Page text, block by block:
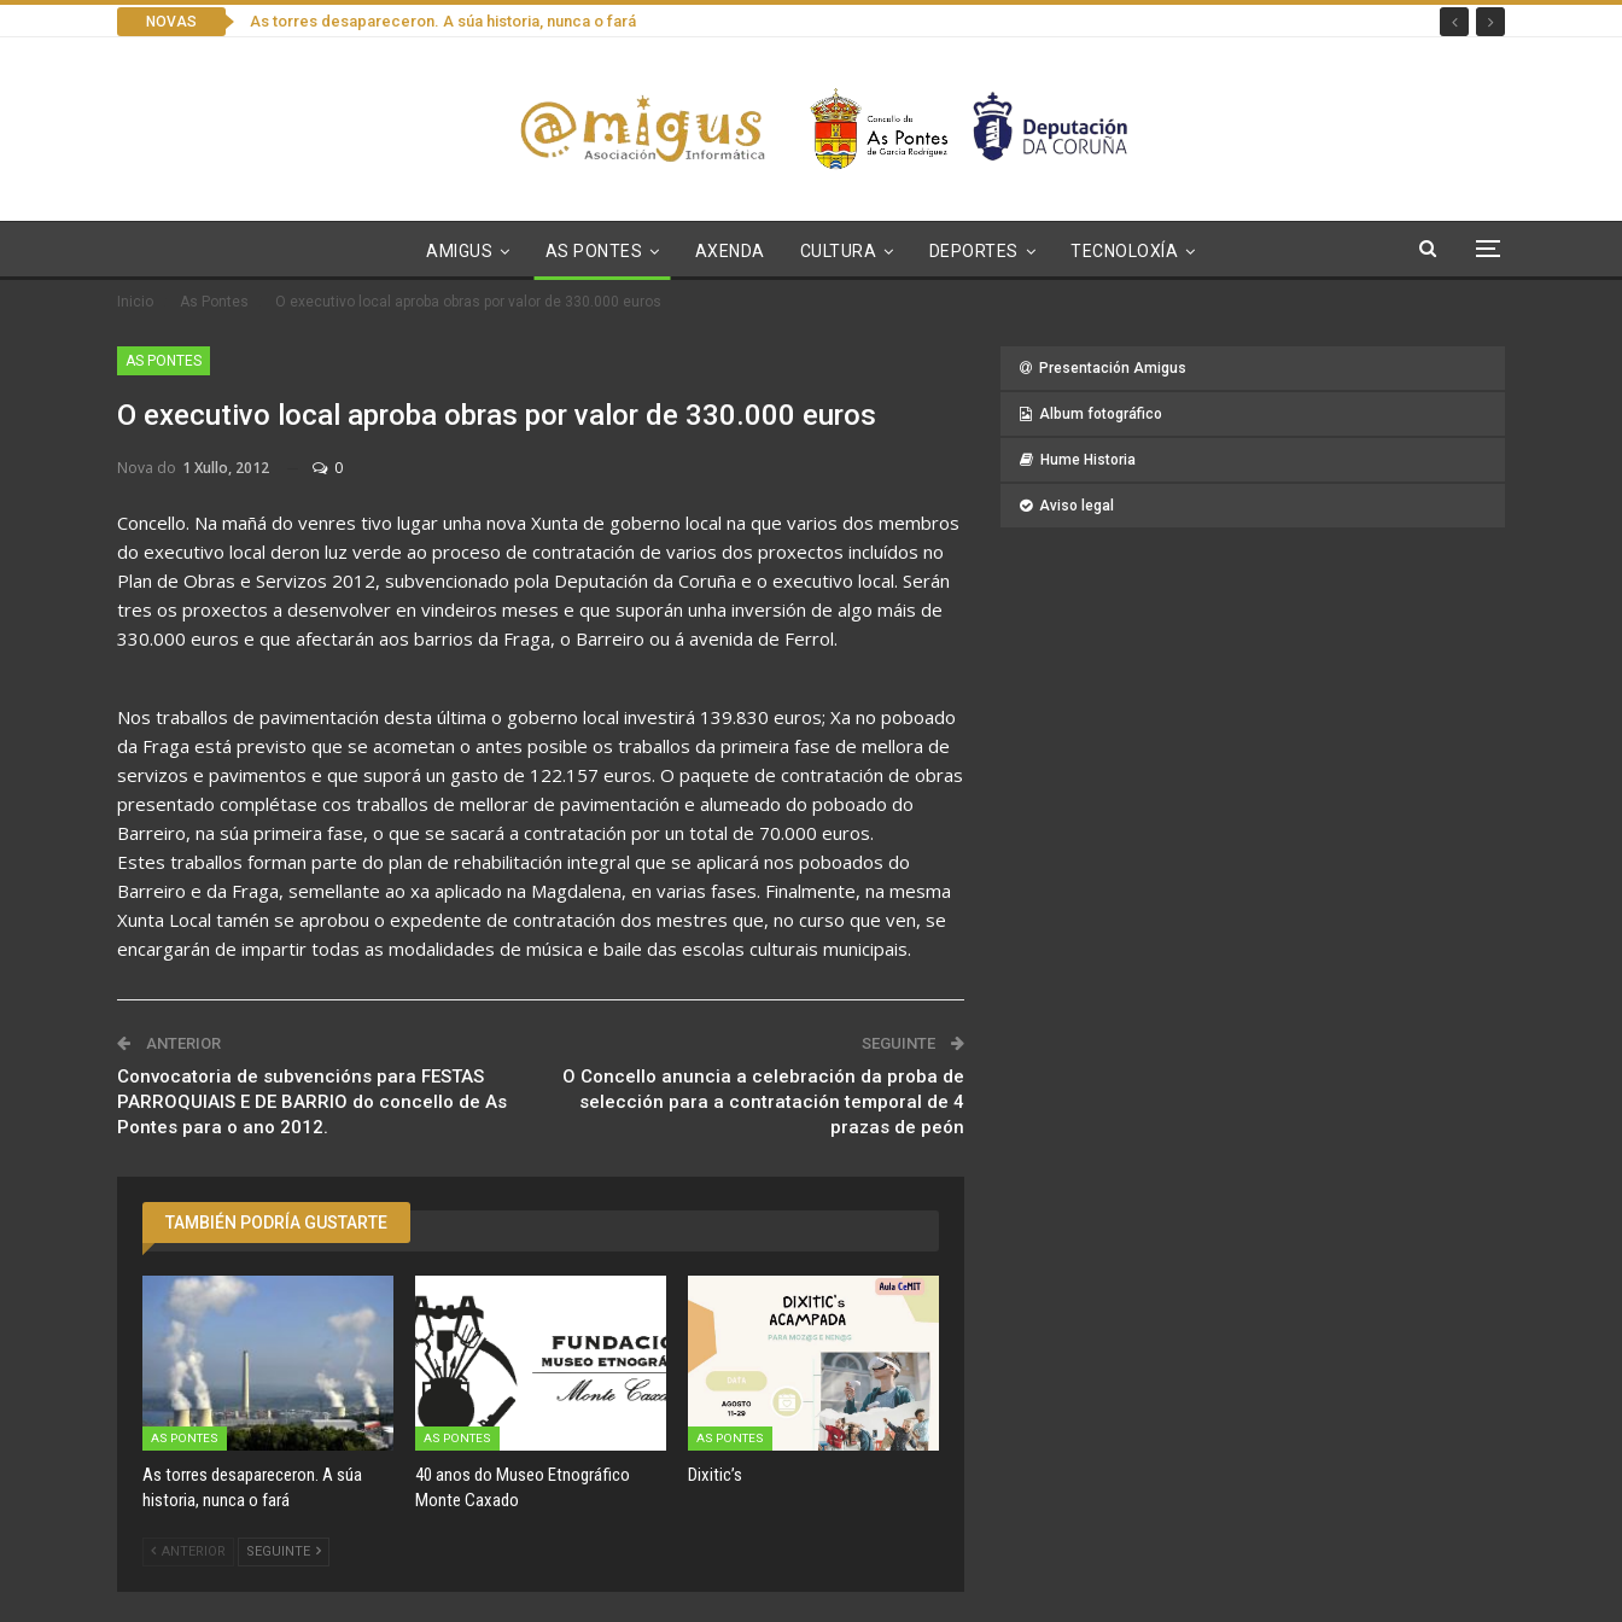
NOVAS As torres desapareceron. A súa historia, nunca o fará
AMIGUS AS PONTES AXENDA CULTURA DEPORTES TECNOLOXÍA
Inicio As Pontes O executivo local aproba obras por valor de 330.000 euros
AS PONTES
O executivo local aproba obras por valor de 330.000 euros
Nova do 1 Xullo, 2012 0
Concello. Na mañá do venres tivo lugar unha nova Xunta de goberno local na que varios dos membros
do executivo local deron luz verde ao proceso de contratación de varios dos proxectos incluídos no
Plan de Obras e Servizos 2012, subvencionado pola Deputación da Coruña e o executivo local. Serán
tres os proxectos a desenvolver en vindeiros meses e que suporán unha inversión de algo máis de
330.000 euros e que afectarán aos barrios da Fraga, o Barreiro ou á avenida de Ferrol.
Nos traballos de pavimentación desta última o goberno local investirá 139.830 euros; Xa no poboado
da Fraga está previsto que se acometan o antes posible os traballos da primeira fase de mellora de
servizos e pavimentos e que suporá un gasto de 122.157 euros. O paquete de contratación de obras
presentado complétase cos traballos de mellorar de pavimentación e alumeado do poboado do
Barreiro, na súa primeira fase, o que se sacará a contratación por un total de 70.000 euros.
Estes traballos forman parte do plan de rehabilitación integral que se aplicará nos poboados do
Barreiro e da Fraga, semellante ao xa aplicado na Magdalena, en varias fases. Finalmente, na mesma
Xunta Local tamén se aprobou o expedente de contratación dos mestres que, no curso que ven, se
encargarán de impartir todas as modalidades de música e baile das escolas culturais municipais.
ANTERIOR
Convocatoria de subvencións para FESTAS
PARROQUIAIS E DE BARRIO do concello de As
Pontes para o ano 2012.
SEGUINTE
O Concello anuncia a celebración da proba de
selección para a contratación temporal de 4
prazas de peón
TAMBIÉN PODRÍA GUSTARTE
AS PONTES
As torres desapareceron. A súa
historia, nunca o fará
AS PONTES
40 anos do Museo Etnográfico
Monte Caxado
AS PONTES
Dixitic’s
ANTERIOR SEGUINTE
Presentación Amigus
Album fotográfico
Hume Historia
Aviso legal